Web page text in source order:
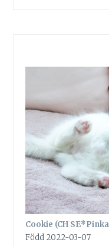
Cookie (CH
Född 2022-03-07